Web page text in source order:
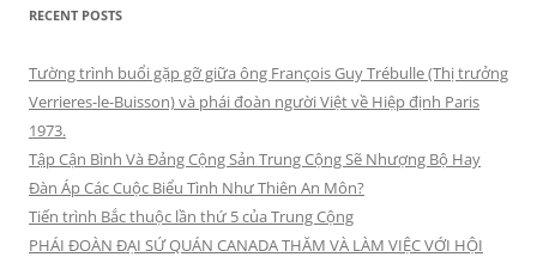
RECENT POSTS
Tường trình buổi gặp gỡ giữa ông François Guy Trébulle (Thị trưởng
Verrieres-le-Buisson) và phái đoàn người Việt về Hiệp định Paris
1973.
Tập Cận Bình Và Đảng Cộng Sản Trung Cộng Sẽ Nhượng Bộ Hay
Đàn Áp Các Cuộc Biểu Tình Như Thiên An Môn?
Tiến trình Bắc thuộc lần thứ 5 của Trung Cộng
PHÁI ĐOÀN ĐẠI SỨ QUÁN CANADA THĂM VÀ LÀM VIỆC VỚI HỘI